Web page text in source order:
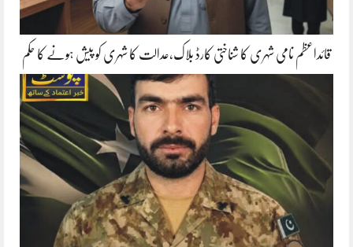
قائداعظم نامی شہری کا شناختی کارڈ بلاک،عدالت کا شہری کو پیش ہونے کا حکم